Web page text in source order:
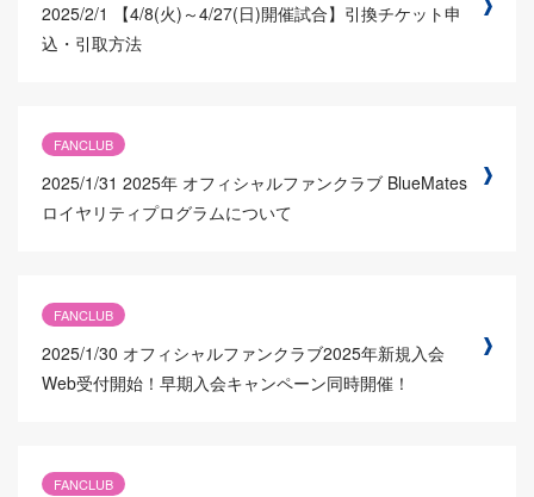
2025/2/1
【4/8(火)～4/27(日)開催試合】引換チケット申
込・引取方法
FANCLUB
2025/1/31 2025年 オフィシャルファンクラブ BlueMates
ロイヤリティプログラムについて
FANCLUB
2025/1/30 オフィシャルファンクラブ2025年新規入会
Web受付開始！早期入会キャンペーン同時開催！
FANCLUB